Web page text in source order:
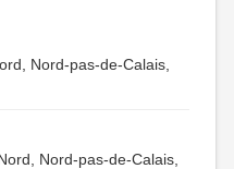
Nord-pas-de-Calais,
Nord-pas-de-Calais,